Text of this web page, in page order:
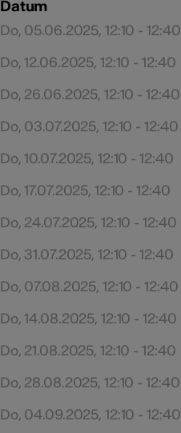
Datum
Do, 05.06.2025, 12:10 - 12:40
Do, 12.06.2025, 12:10 - 12:40
Do, 26.06.2025, 12:10 - 12:40
Do, 03.07.2025, 12:10 - 12:40
Do, 10.07.2025, 12:10 - 12:40
Do, 17.07.2025, 12:10 - 12:40
Do, 24.07.2025, 12:10 - 12:40
Do, 31.07.2025, 12:10 - 12:40
Do, 07.08.2025, 12:10 - 12:40
Do, 14.08.2025, 12:10 - 12:40
Do, 21.08.2025, 12:10 - 12:40
Do, 28.08.2025, 12:10 - 12:40
Do, 04.09.2025, 12:10 - 12:40